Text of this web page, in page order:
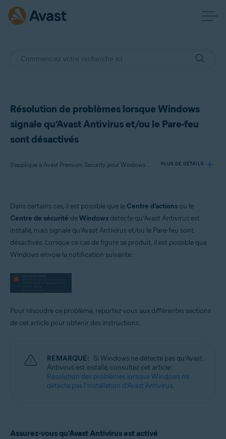
Résolution de problèmes lorsque Windows
signale qu’Avast Antivirus et/ou le Pare-feu
sont désactivés
S’applique à Avast Premium Security pour Windows, Avast Antivirus Gratuit pour Windows PLUS DE DÉTAILS
Produits:
Avast Premium Security 22.x pour Windows
Systèmes d'exploitation:
Premium/Professionnel/Entreprise/Édition Intégrale - Service Pack 1
avec mise à jour cumulative de commodité (32/64 bits)
Dans certains cas, il est possible que le Centre d’actions ou le
Centre de sécurité deWindows détecte qu’Avast Antivirus est
installé, mais signale qu’Avast Antivirus et/ou le Pare-feu sont
désactivés. Lorsque ce cas de figure se produit, il est possible que
Windows envoie la notification suivante :
Pour résoudre ce problème, reportez-vous aux différentes sections
de cet article pour obtenir des instructions.
REMARQUE: Si Windows ne détecte pas qu’Avast
Antivirus est installé, consultez cet article :
Résolution des problèmes lorsque Windows ne
détecte pas l’installation d’Avast Antivirus.
Assurez-vous qu’Avast Antivirus est activé